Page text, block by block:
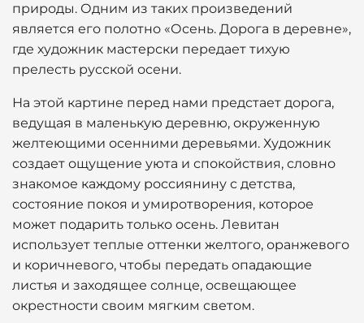
природы. Одним из таких произведений
является его полотно «Осень. Дорога в деревне»,
где художник мастерски передает тихую
прелесть русской осени.
На этой картине перед нами предстает дорога,
ведущая в маленькую деревню, окруженную
желтеющими осенними деревьями. Художник
создает ощущение уюта и спокойствия, словно
знакомое каждому россиянину с детства,
состояние покоя и умиротворения, которое
может подарить только осень. Левитан
использует теплые оттенки желтого, оранжевого
и коричневого, чтобы передать опадающие
листья и заходящее солнце, освещающее
окрестности своим мягким светом.